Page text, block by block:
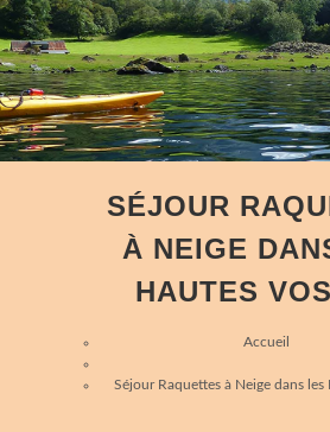
SÉJOUR
À NEIGE
HAUTES
Accueil
Séjour Raquettes à Neige dans les